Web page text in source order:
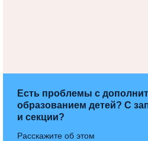
Есть проблемы с
образованием детей? С
и секции?
Расскажите об этом